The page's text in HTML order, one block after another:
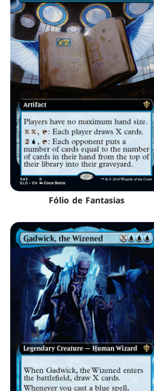
Fólio de Fantasias